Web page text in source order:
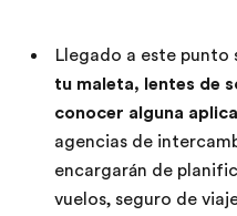
Llegado a este punto
tu maleta, lentes de
conocer alguna
agencias de
encargarán de
vuelos, seguro de